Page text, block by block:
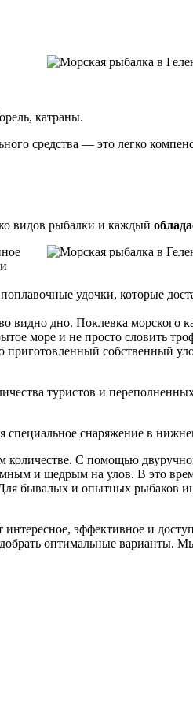
катраны.
средства — это легко
видов рыбалки и каждый
удочки, которые
видно дно. Поклевка морского
море и не просто словить
собственный
туристов и
специальное снаряжение в
количестве. С помощью
и щедрым на улов. В это
бывалых и опытных рыбаков
эффективное и
оптимальные варианты.